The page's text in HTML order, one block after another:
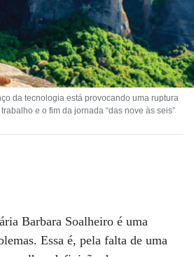
da tecnologia está provocando uma ruptura
e o fim da jornada “das nove às seis”
Barbara Soalheiro é uma
Essa é, pela falta de uma